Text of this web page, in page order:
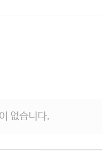
없습니다.